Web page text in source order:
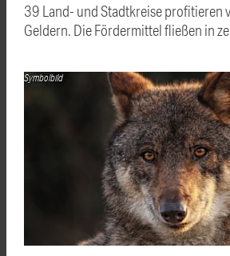
39 Land- und Stadtkreise profitieren
Geldern. Die Fördermittel fließen in
Symbolbild